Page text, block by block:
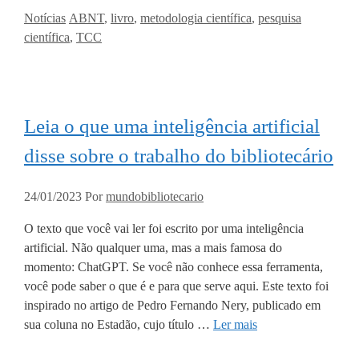
Categorias
Notícias Tags
ABNT, livro, metodologia científica, pesquisa
científica, TCC
Leia o que uma inteligência artificial
disse sobre o trabalho do bibliotecário
24/01/2023 Pormundobibliotecario
O texto que você vai ler foi escrito por uma inteligência
artificial. Não qualquer uma, mas a mais famosa do
momento: ChatGPT. Se você não conhece essa ferramenta,
você pode saber o que é e para que serve aqui. Este texto foi
inspirado no artigo de Pedro Fernando Nery, publicado em
sua coluna no Estadão, cujo título … Ler mais